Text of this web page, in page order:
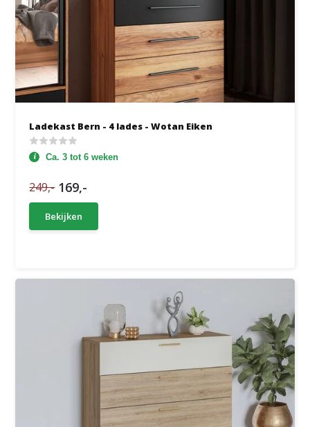
Ladekast Bern - 4 lades - Wotan Eiken
Ca. 3 tot 6 weken
249,- 169,-
Bekijken